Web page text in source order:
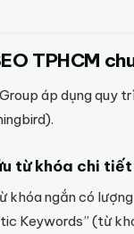
TPHCM
áp dụng quy
từ khóa chi tiết
ngắn có
Keywords” (từ